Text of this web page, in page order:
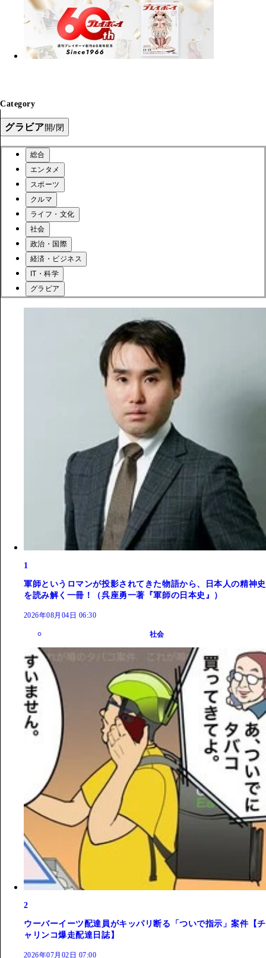
Category
グラビア開/閉
総合
エンタメ
スポーツ
クルマ
ライフ・文化
社会
政治・国際
経済・ビジネス
IT・科学
グラビア
1
軍師というロマンが投影されてきた物語から、日本人の精神史
を読み解く一冊！（呉座勇一著『軍師の日本史』）
2026年08月04日 06:30
社会
2
ウーバーイーツ配達員がキッパリ断る「ついで指示」案件【チ
ャリンコ爆走配達日誌】
2026年07月02日 07:00